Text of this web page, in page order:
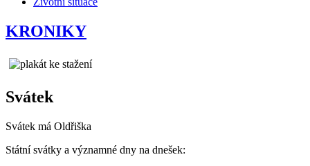
KRONIKY
Svátek
Svátek má Oldřiška
Státní svátky a významné dny na dnešek: